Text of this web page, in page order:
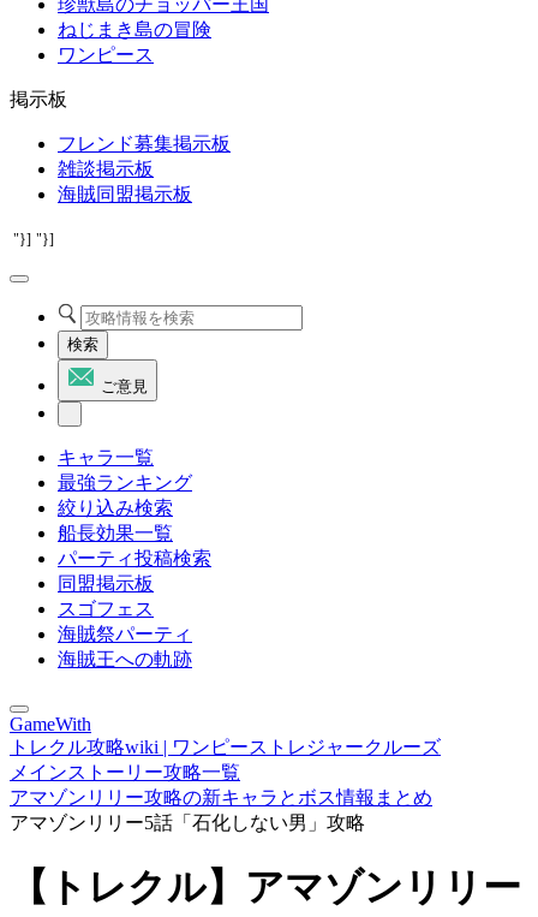
珍獣島のチョッパー王国
ねじまき島の冒険
ワンピース
掲示板
フレンド募集掲示板
雑談掲示板
海賊同盟掲示板
"}] "}]
検索
ご意見
キャラ一覧
最強ランキング
絞り込み検索
船長効果一覧
パーティ投稿検索
同盟掲示板
スゴフェス
海賊祭パーティ
海賊王への軌跡
GameWith
トレクル攻略wiki | ワンピーストレジャークルーズ
メインストーリー攻略一覧
アマゾンリリー攻略の新キャラとボス情報まとめ
アマゾンリリー5話「石化しない男」攻略
【トレクル】アマゾンリリー